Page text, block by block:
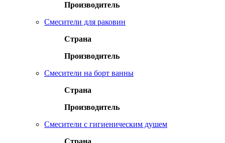
Производитель
Смесители для раковин
Страна
Производитель
Смесители на борт ванны
Страна
Производитель
Смесители с гигиеническим душем
Страна